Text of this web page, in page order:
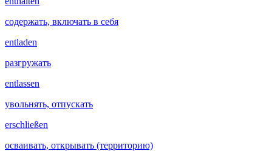
содержать, включать в себя
entladen
разгружать
entlassen
увольнять, отпускать
erschließen
осваивать, открывать (территорию)